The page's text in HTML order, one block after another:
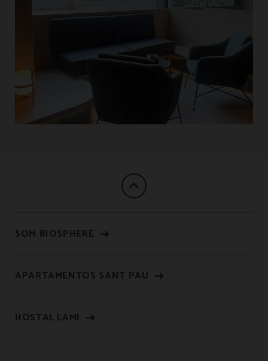
SOM BIOSPHERE
APARTAMENTOS SANT PAU
HOSTAL LAMI